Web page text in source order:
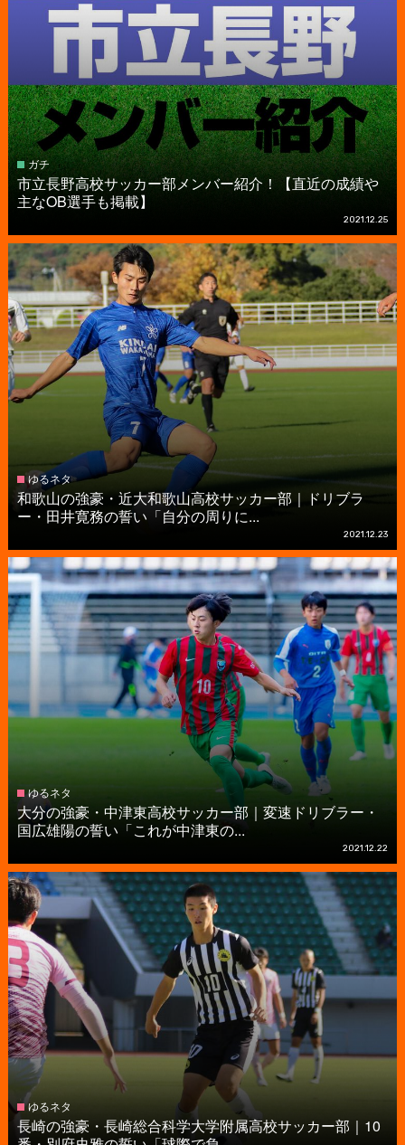
ガチ
市立長野高校サッカー部メンバー紹介！【直近の成績や
主なOB選手も掲載】
2021.12.25
ゆるネタ
和歌山の強豪・近大和歌山高校サッカー部｜ドリブラ
ー・田井寛務の誓い「自分の周りに...
2021.12.23
ゆるネタ
大分の強豪・中津東高校サッカー部｜変速ドリブラー・
国広雄陽の誓い「これが中津東の...
2021.12.22
ゆるネタ
長崎の強豪・長崎総合科学大学附属高校サッカー部｜10